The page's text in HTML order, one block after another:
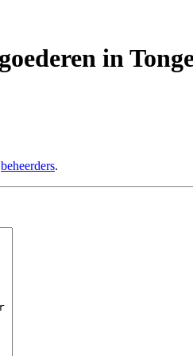
in
beheerders.